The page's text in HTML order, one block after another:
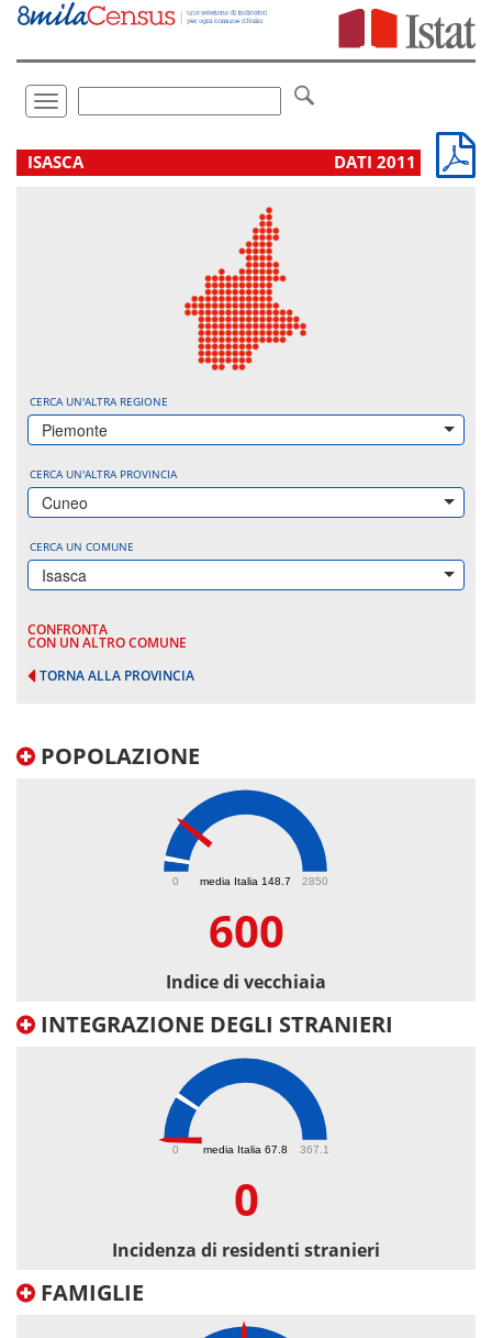
Vai
direttamente
Toggle
navigation
.
ISASCA DATI 2011
CERCA UN'ALTRA REGIONE
Piemonte
CERCA UN'ALTRA PROVINCIA
Cuneo
CERCA UN COMUNE
Isasca
CONFRONTA
CON UN ALTRO COMUNE
TORNA ALLA PROVINCIA
POPOLAZIONE
media Italia 148.7
0 2850
600
Indice di vecchiaia
INTEGRAZIONE DEGLI STRANIERI
media Italia 67.8
0 367.1
0
Incidenza di residenti stranieri
FAMIGLIE